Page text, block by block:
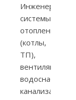
Инженерные
системы:
отопление
(котлы,
ТП),
вентиляция,
водоснабжение,
канализация.